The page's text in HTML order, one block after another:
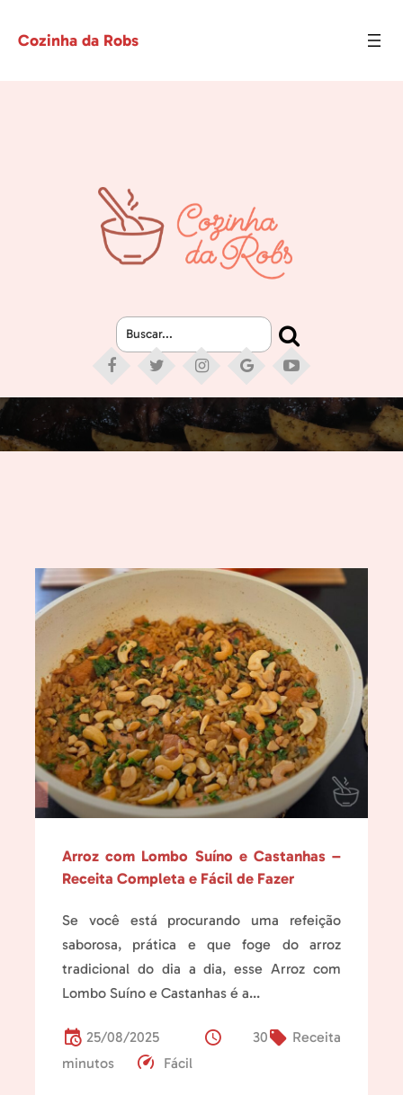
Cozinha da Robs
Buscar...
Arroz com Lombo Suíno e Castanhas –
Receita Completa e Fácil de Fazer
Se você está procurando uma refeição
saborosa, prática e que foge do arroz
tradicional do dia a dia, esse Arroz com
Lombo Suíno e Castanhas é a...
25/08/2025 Receita
30
minutos
Fácil